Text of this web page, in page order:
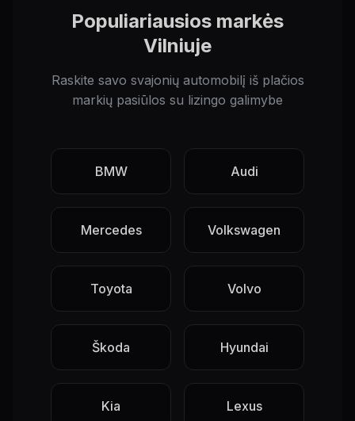
Populiariausios markės
Vilniuje
Raskite savo svajonių automobilį iš plačios
markių pasiūlos su lizingo galimybe
BMW Audi
Mercedes Volkswagen
Toyota Volvo
Škoda Hyundai
Kia Lexus